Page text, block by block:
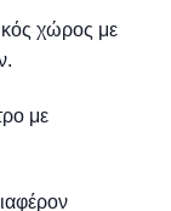
χώρος με
με